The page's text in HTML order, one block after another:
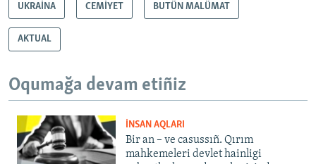
UKRAİNA CEMİYET BUTÜN MALÜMAT
AKTUAL
Oqumağa devam etiñiz
İNSAN AQLARI
Bir an – ve casussıñ. Qırım
mahkemeleri devlet hainligi